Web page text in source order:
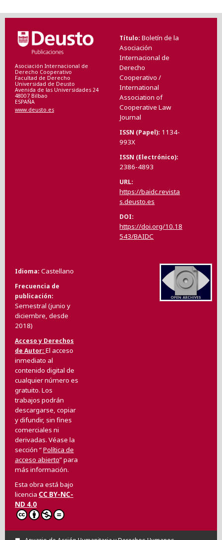
Asociación Internacional de
Derecho Cooperativo
Facultad de Derecho
Universidad de Deusto
Avenida de las Universidades 24
48007 Bilbao
ESPAÑA
www.deusto.es
Título Boletín de la
Asociación
Internacional de
Derecho
Cooperativo /
International
Association of
Cooperative Law
Journal
ISSN (Papel) 1134-
993X
ISSN (Electrónico)
2386-4893
URL
https://baidc.revista
s.deusto.es
DOI
https://doi.org/10.18
543/BAIDC
Idioma Castellano
Frecuencia de
publicación
Semestral (junio y
diciembre, desde
2018)
Acceso y Derechos
de Autor El acceso
inmediato al
contenido digital de
cualquier número es
gratuito. Los
trabajos podrán
descargarse, copiar
y difundir, sin fines
comerciales ni
derivadas. Véase la
sección “Política de
acceso abierto” para
más información.
Esta obra está bajo
licencia CC BY-NC-
ND 4.0